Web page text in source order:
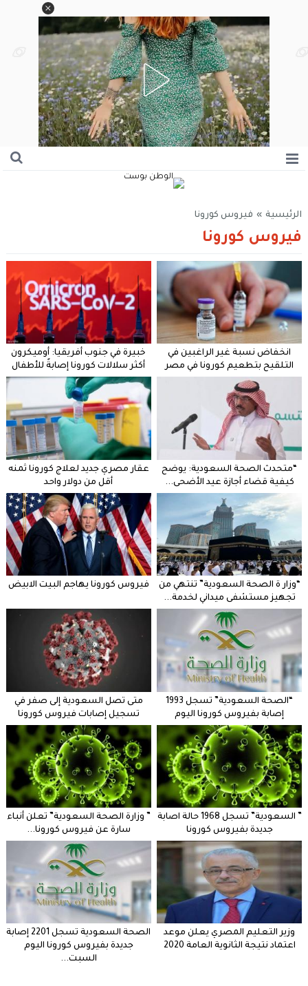
الرئيسية » فيروس كورونا
فيروس كورونا
انخفاض نسبة غير الراغبين في
التلقيح بتطعيم كورونا في مصر
خبيرة في جنوب أفريقيا: أوميكرون
أكثر سلالات كورونا إصابةً للأطفال
“متحدث الصحة السعودية: يوضح
كيفية قضاء أجازة عيد الأضحى...
عقار مصري جديد لعلاج كورونا ثمنه
أقل من دولار واحد
“وزار ة الصحة السعودية” تنتهي من
تجهيز مستشفى ميداني لخدمة...
فيروس كورونا يهاجم البيت الابيض
“الصحة السعودية” تسجل 1993
إصابة بفيروس كورونا اليوم
متى تصل السعودية إلى صفر في
تسجيل إصابات فيروس كورونا
” السعودية” تسجل 1968 حالة اصابة
جديدة بفيروس كورونا
” وزارة الصحة السعودية” تعلن أنباء
سارة عن فيروس كورونا...
وزير التعليم المصري يعلن موعد
اعتماد نتيجة الثانوية العامة 2020
الصحة السعودية تسجل 2201 إصابة
جديدة بفيروس كورونا اليوم
السبت...